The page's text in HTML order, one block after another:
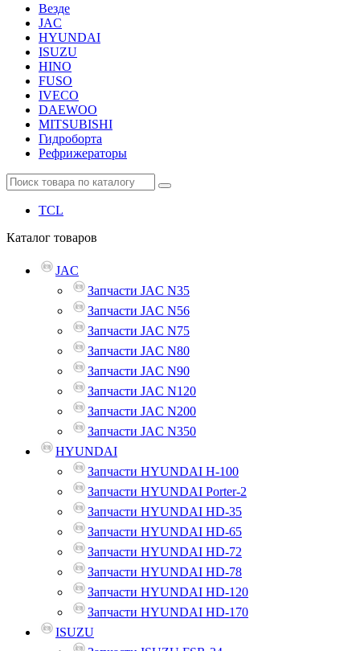
Везде
JAC
HYUNDAI
ISUZU
HINO
FUSO
IVECO
DAEWOO
MITSUBISHI
Гидроборта
Рефрижераторы
TCL
Каталог товаров
JAC
Запчасти JAC N35
Запчасти JAC N56
Запчасти JAC N75
Запчасти JAC N80
Запчасти JAC N90
Запчасти JAC N120
Запчасти JAC N200
Запчасти JAC N350
HYUNDAI
Запчасти HYUNDAI H-100
Запчасти HYUNDAI Porter-2
Запчасти HYUNDAI HD-35
Запчасти HYUNDAI HD-65
Запчасти HYUNDAI HD-72
Запчасти HYUNDAI HD-78
Запчасти HYUNDAI HD-120
Запчасти HYUNDAI HD-170
ISUZU